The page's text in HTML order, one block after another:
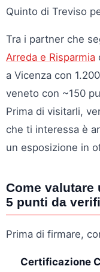
Quinto di Treviso
Tra i partner che
Arreda e Risparmia
a Vicenza con
veneto con ~150
Prima di visitarli,
che ti interessa è
un esposizione in
Come valutare
5 punti da
Prima di firmare,
Certificazione